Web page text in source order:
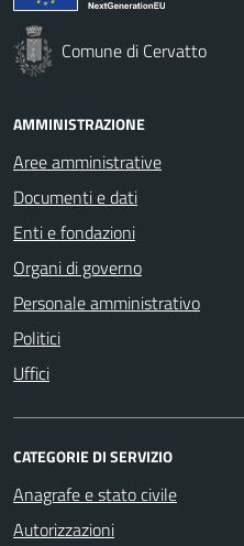
Comune di Cervatto
AMMINISTRAZIONE
Aree amministrative
Documenti e dati
Enti e fondazioni
Organi di governo
Personale amministrativo
Politici
Uffici
CATEGORIE DI SERVIZIO
Anagrafe e stato civile
Autorizzazioni